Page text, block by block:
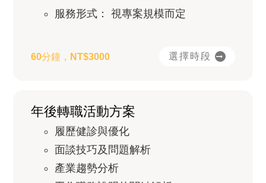
服務形式： 視專案規模而定
60分鐘，NT$3000 選擇時段
年後轉職活動方案
履歷健診與優化
面談技巧及問題解析
產業趨勢分析